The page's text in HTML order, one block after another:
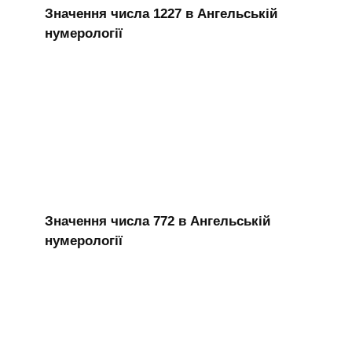
Значення числа 1227 в Ангельській
нумерології
Значення числа 772 в Ангельській
нумерології